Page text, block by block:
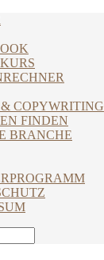
& COPYWRITING
FINDEN
BRANCHE